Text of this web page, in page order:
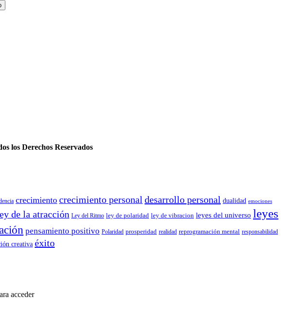
los Derechos Reservados
crecimiento crecimiento personal desarrollo personal dualidad emociones
de la atracción Ley del Ritmo ley de polaridad ley de vibracion leyes del universo leyes
pensamiento positivo Polaridad prosperidad realidad reprogramación mental responsabilidad
creativa éxito
acceder